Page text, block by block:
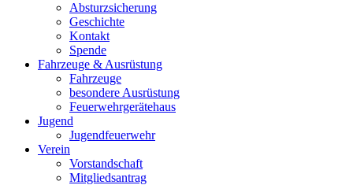
Absturzsicherung
Geschichte
Kontakt
Spende
Fahrzeuge & Ausrüstung
Fahrzeuge
besondere Ausrüstung
Feuerwehrgerätehaus
Jugend
Jugendfeuerwehr
Verein
Vorstandschaft
Mitgliedsantrag